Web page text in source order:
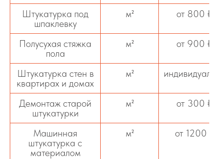
Штукатурка под
шпаклевку
м² от 800 ₽
Полусухая стяжка
пола
м² от 900 ₽
Штукатурка стен в
квартирах и домах
м²
Демонтаж старой
штукатурки
м² от 300 ₽
Машинная
штукатурка с
материалом
м² от 1200 ₽